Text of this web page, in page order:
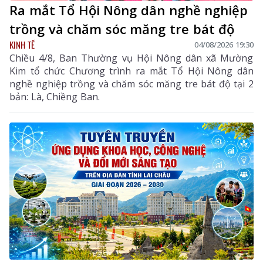
Ra mắt Tổ Hội Nông dân nghề nghiệp
trồng và chăm sóc măng tre bát độ
KINH TẾ 04/08/2026 19:30
Chiều 4/8, Ban Thường vụ Hội Nông dân xã Mường
Kim tổ chức Chương trình ra mắt Tổ Hội Nông dân
nghề nghiệp trồng và chăm sóc măng tre bát độ tại 2
bản: Là, Chiềng Ban.